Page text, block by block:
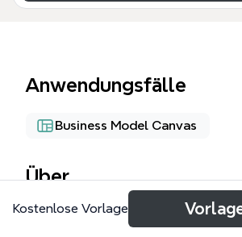
Anwendungsfälle
Business Model Canvas
Über
The From Xmind to Power Patent
Kostenlose Vorlage